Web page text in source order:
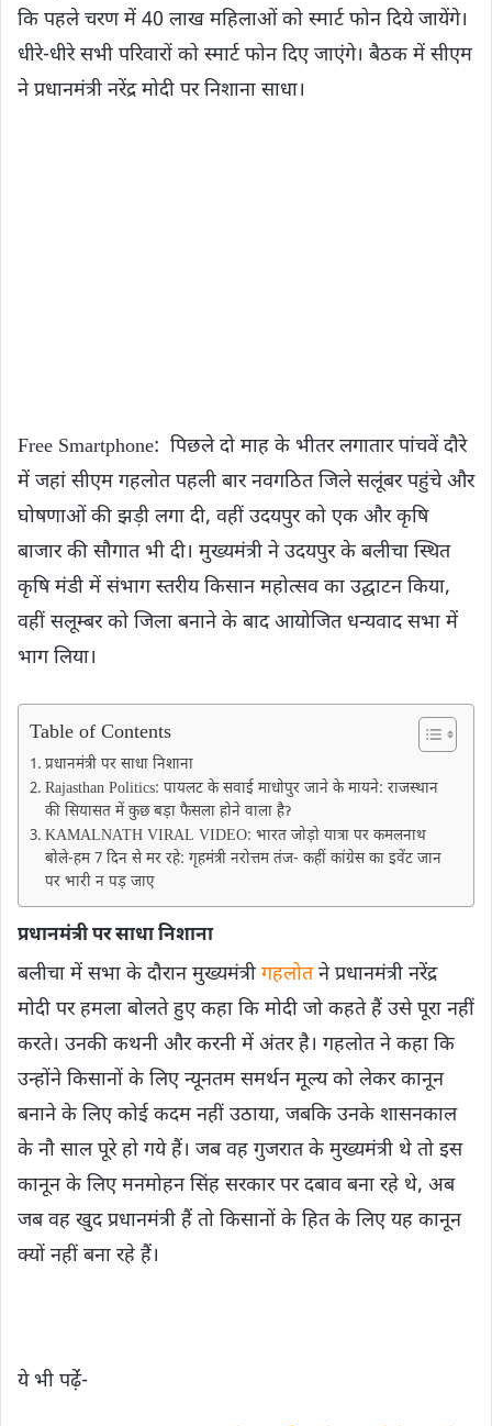
कि पहले चरण में 40 लाख महिलाओं को स्मार्ट फोन दिये जायेंगे।
धीरे-धीरे सभी परिवारों को स्मार्ट फोन दिए जाएंगे। बैठक में सीएम
ने प्रधानमंत्री नरेंद्र मोदी पर निशाना साधा।
Free Smartphone: पिछले दो माह के भीतर लगातार पांचवें दौरे
में जहां सीएम गहलोत पहली बार नवगठित जिले सलूंबर पहुंचे और
घोषणाओं की झड़ी लगा दी, वहीं उदयपुर को एक और कृषि
बाजार की सौगात भी दी। मुख्यमंत्री ने उदयपुर के बलीचा स्थित
कृषि मंडी में संभाग स्तरीय किसान महोत्सव का उद्घाटन किया,
वहीं सलूम्बर को जिला बनाने के बाद आयोजित धन्यवाद सभा में
भाग लिया।
Table of Contents
प्रधानमंत्री पर साधा निशाना
Rajasthan Politics: पायलट के सवाई माधोपुर जाने के मायने: राजस्थान
की सियासत में कुछ बड़ा फैसला होने वाला हैॽ
KAMALNATH VIRAL VIDEO: भारत जोड़ो यात्रा पर कमलनाथ
बोले-हम 7 दिन से मर रहे: गृहमंत्री नरोत्तम तंज- कहीं कांग्रेस का इवेंट जान
पर भारी न पड़ जाए
प्रधानमंत्री पर साधा निशाना
बलीचा में सभा के दौरान मुख्यमंत्री गहलोतने प्रधानमंत्री नरेंद्र
मोदी पर हमला बोलते हुए कहा कि मोदी जो कहते हैं उसे पूरा नहीं
करते। उनकी कथनी और करनी में अंतर है। गहलोत ने कहा कि
उन्होंने किसानों के लिए न्यूनतम समर्थन मूल्य को लेकर कानून
बनाने के लिए कोई कदम नहीं उठाया, जबकि उनके शासनकाल
के नौ साल पूरे हो गये हैं। जब वह गुजरात के मुख्यमंत्री थे तो इस
कानून के लिए मनमोहन सिंह सरकार पर दबाव बना रहे थे, अब
जब वह खुद प्रधानमंत्री हैं तो किसानों के हित के लिए यह कानून
क्यों नहीं बना रहे हैं।
ये भी पढ़ेंं-